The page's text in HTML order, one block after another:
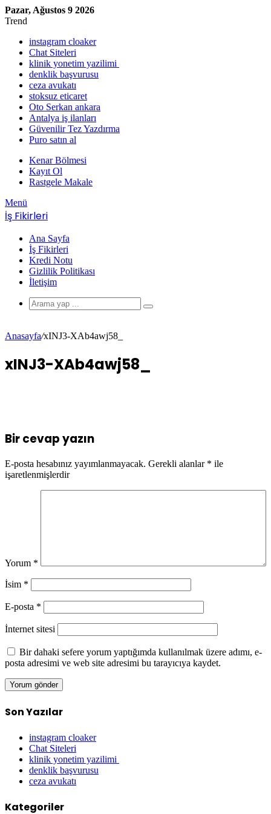
Pazar, Ağustos 9 2026
Trend
instagram cloaker
Chat Siteleri
klinik yonetim yazilimi
denklik başvurusu
ceza avukatı
stoksuz eticaret
Oto Serkan ankara
Antalya iş ilanları
Güvenilir Tez Yazdırma
Puro satın al
Kenar Bölmesi
Kayıt Ol
Rastgele Makale
Menü
İş Fikirleri
Ana Sayfa
İş Fikirleri
Kredi Notu
Gizlilik Politikası
İletişim
Anasayfa/xINJ3-XAb4awj58_
xINJ3-XAb4awj58_
Bir cevap yazın
E-posta hesabınız yayımlanmayacak. Gerekli alanlar * ile
işaretlenmişlerdir
Yorum *
İsim *
E-posta *
İnternet sitesi
Bir dahaki sefere yorum yaptığımda kullanılmak üzere adımı, e-
posta adresimi ve web site adresimi bu tarayıcıya kaydet.
Son Yazılar
instagram cloaker
Chat Siteleri
klinik yonetim yazilimi
denklik başvurusu
ceza avukatı
Kategoriler